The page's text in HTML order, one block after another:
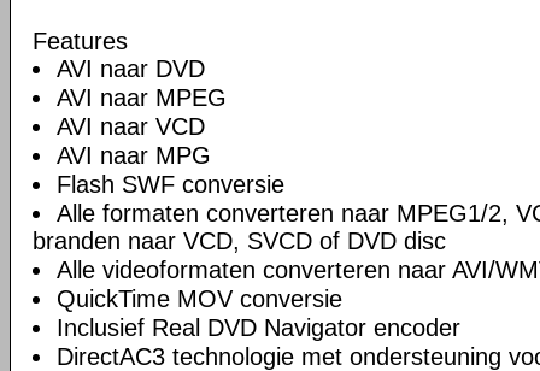
Features
AVI naar DVD
AVI naar MPEG
AVI naar VCD
AVI naar MPG
Flash SWF conversie
Alle formaten converteren naar MPEG1/2,
branden naar VCD, SVCD of DVD disc
Alle videoformaten converteren naar AVI/
QuickTime MOV conversie
Inclusief Real DVD Navigator encoder
DirectAC3 technologie met ondersteuning